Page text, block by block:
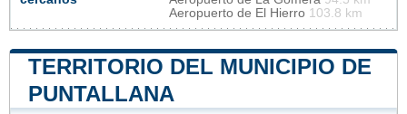
Aeropuerto de El Hierro 103.8 km
TERRITORIO DEL MUNICIPIO DE
PUNTALLANA